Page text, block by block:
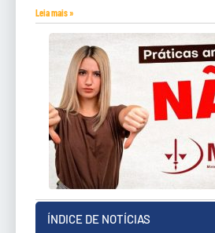
Leia mais »
ÍNDICE DE NOTÍCIAS